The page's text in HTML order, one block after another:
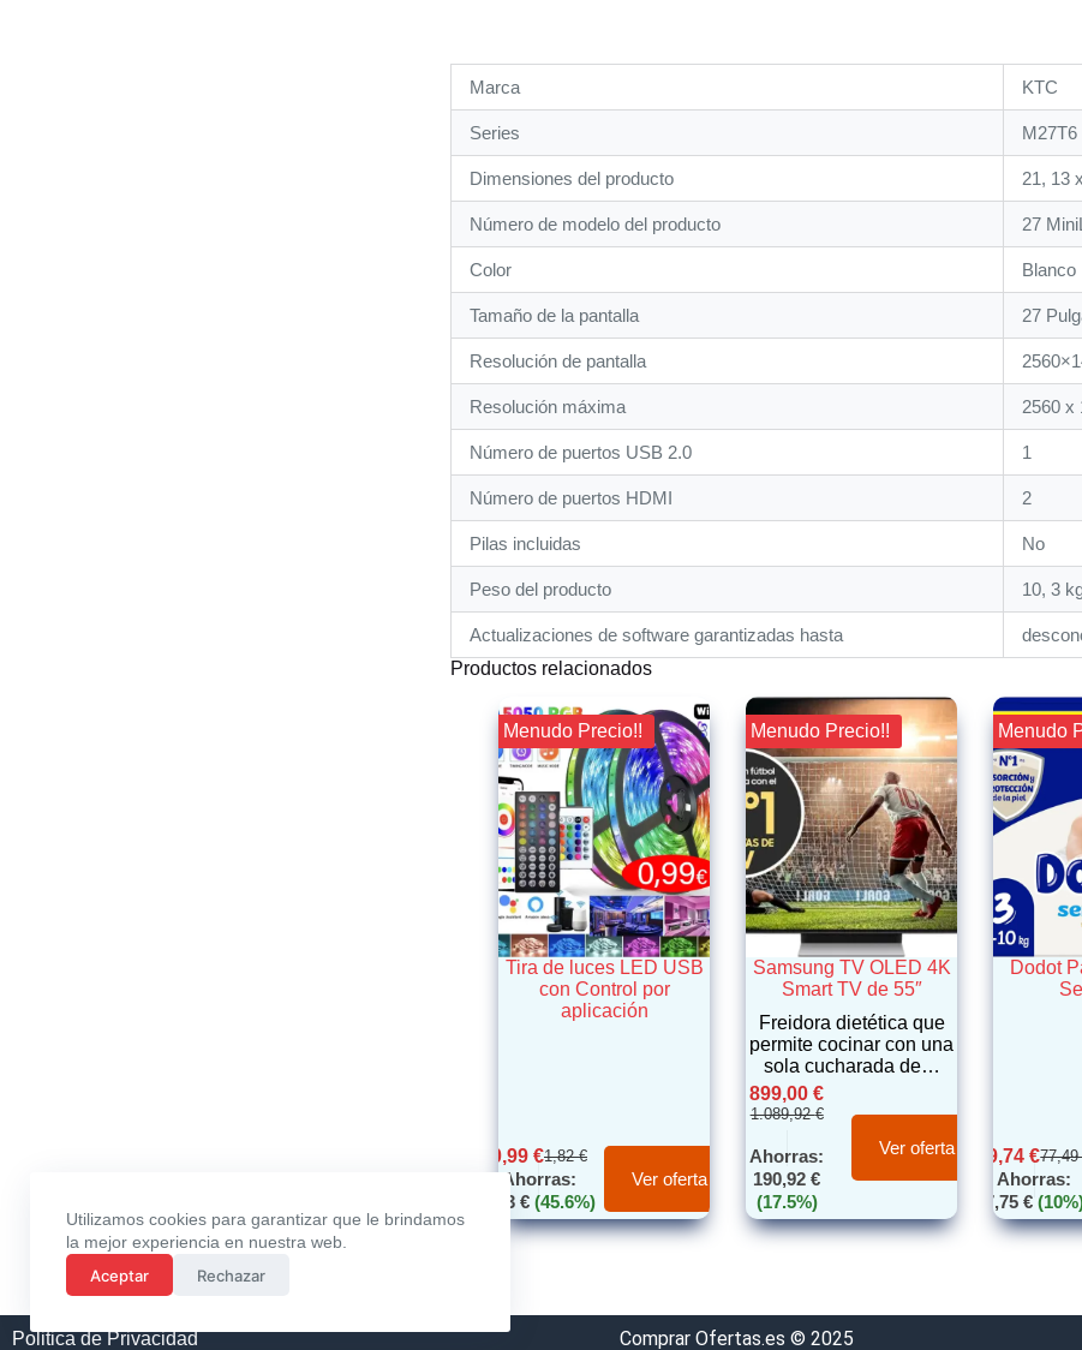
Utilizamos cookies para garantizar que le brindamos
la mejor experiencia en nuestra web.
Aceptar
Rechazar
Marca ‎KTC
Series ‎M27T6
Dimensiones del producto ‎21, 13
Número de modelo del producto ‎27
Color ‎Blanco
Tamaño de la pantalla ‎27
Resolución de pantalla
Resolución máxima ‎2560 x
Número de puertos USB 2.0 1
Número de puertos HDMI 2
Pilas incluidas ‎No
Peso del producto ‎10, 3
Actualizaciones de software garantizadas hasta
Productos relacionados
¡¡ Menudo Precio!!
Tira de luces LED USB
con Control por
aplicación
1,82€
0,99 €
Ahorras:
0,83€ (45.6%)
Ver oferta
¡¡ Menudo Precio!!
Samsung TV OLED 4K
Smart TV de 55″
Freidora dietética que
permite cocinar con una
sola cucharada de…
1.089,92€
899,00€
Ahorras:
190,92€
(17.5%)
Ver oferta
¡¡ Menudo
Dodot
69,74€
Ahorras:
7,75 €
Politica de Privacidad Comprar Ofertas.es © 2025